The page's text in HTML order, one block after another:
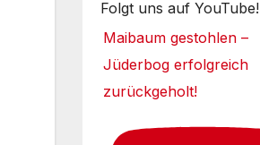
Folgt uns auf YouTube!
Maibaum gestohlen –
Jüderbog erfolgreich
zurückgeholt!